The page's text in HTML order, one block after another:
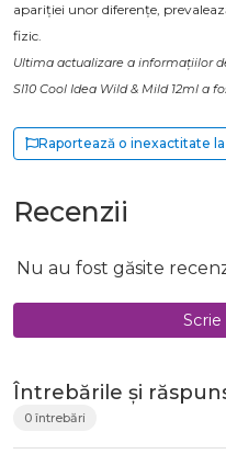
apariției unor diferențe,
fizic.
Ultima actualizare a informațiilor
SI10 Cool Idea Wild & Mild 12ml a
Raportează o inexactitate
Recenzii
Nu au fost găsite
Întrebările și
0 întrebări